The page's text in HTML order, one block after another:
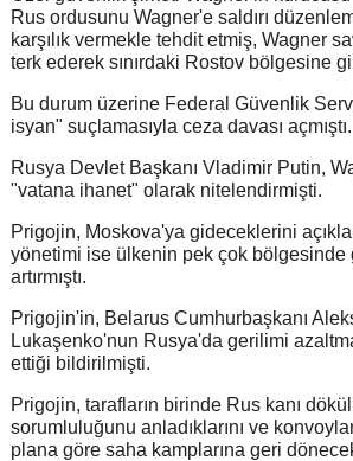
Rus ordusunu Wagner'e saldırı
karşılık vermekle tehdit etmiş, Wagner
terk ederek sınırdaki Rostov bölgesine
Bu durum üzerine Federal Güvenlik
isyan" suçlamasıyla ceza davası açmıştı.
Rusya Devlet Başkanı Vladimir Putin,
"vatana ihanet" olarak nitelendirmişti.
Prigojin, Moskova'ya gideceklerini
yönetimi ise ülkenin pek çok
artırmıştı.
Prigojin'in, Belarus Cumhurbaşkanı
Lukaşenko'nun Rusya'da gerilimi
ettiği bildirilmişti.
Prigojin, tarafların birinde Rus kanı
sorumluluğunu anladıklarını ve
plana göre saha kamplarına geri